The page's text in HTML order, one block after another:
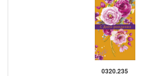
0320.235